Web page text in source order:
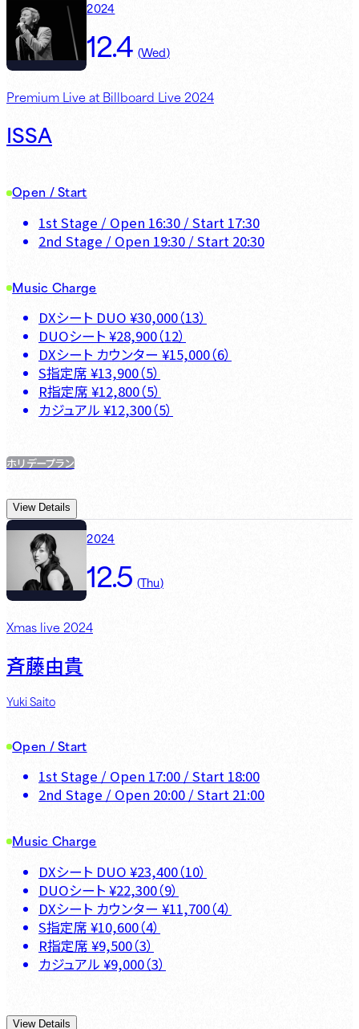
2024
12.4 (Wed)
Premium Live at Billboard Live 2024
ISSA
Open / Start
1st Stage / Open 16:30 / Start 17:30
2nd Stage / Open 19:30 / Start 20:30
Music Charge
DXシート DUO ¥30,000（13）
DUOシート ¥28,900（12）
DXシート カウンター ¥15,000（6）
S指定席 ¥13,900（5）
R指定席 ¥12,800（5）
カジュアル ¥12,300（5）
ホリデープラン
View Details
2024
12.5 (Thu)
Xmas live 2024
斉藤由貴
Yuki Saito
Open / Start
1st Stage / Open 17:00 / Start 18:00
2nd Stage / Open 20:00 / Start 21:00
Music Charge
DXシート DUO ¥23,400（10）
DUOシート ¥22,300（9）
DXシート カウンター ¥11,700（4）
S指定席 ¥10,600（4）
R指定席 ¥9,500（3）
カジュアル ¥9,000（3）
View Details